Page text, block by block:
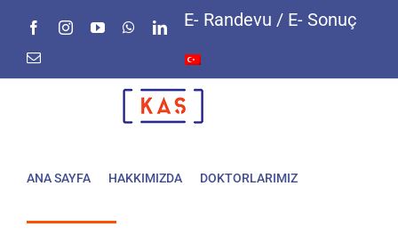
FacebookInstagramYouTubeWhatsAppLinkedIn
E-
E- Randevu / E- Sonuç
ANA SAYFA HAKKIMIZDA DOKTORLARIMIZ